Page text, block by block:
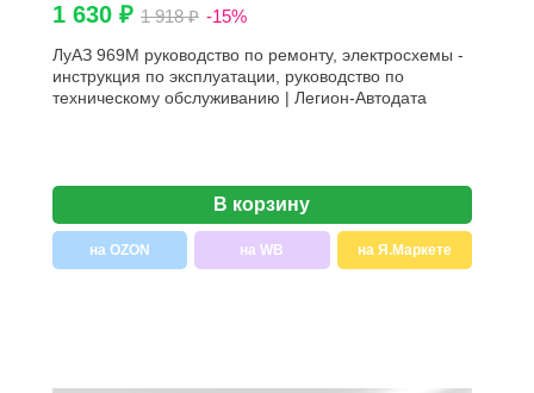
1 630 ₽ 1 918 ₽ -15%
ЛуАЗ 969М руководство по ремонту, электросхемы -
инструкция по эксплуатации, руководство по
техническому обслуживанию | Легион-Автодата
В корзину
на OZON на WB на Я.Маркете